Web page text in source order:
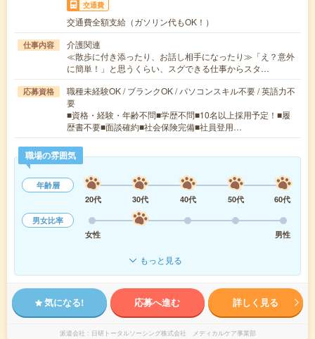
交通費
交通費全額支給（ガソリン代もOK！）
仕事内容
介護関連
≪散歩に付き添ったり、お話し相手になったり≫「え？意外
に簡単！」と思うくらい、スグできる仕事からスタ…
応募資格
職種未経験OK / ブランクOK / パソコンスキル不要 / 英語力不
要
■資格・経験・年齢不問■学歴不問■10名以上採用予定！■履
歴書不要■面談確約■社会保険完備■社員登用…
職場の雰囲気
年齢層
20代
30代 40代 50代
60代
男女比率
女性
男性
もっと見る
気になる! 応募へ進む 詳しく見る
派遣会社 日研トータルソーシング株式会社 メディカルケア事業部